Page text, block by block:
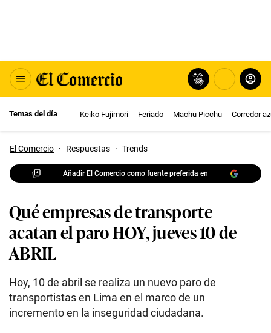
Temas del día Keiko Fujimori Feriado Machu Picchu Corredor
El Comercio · Respuestas · Trends
Añadir El Comercio como fuente preferida en
Qué empresas de transporte
acatan el paro HOY, jueves 10 de
ABRIL
Hoy, 10 de abril se realiza un nuevo paro de
transportistas en Lima en el marco de un
incremento en la inseguridad ciudadana.